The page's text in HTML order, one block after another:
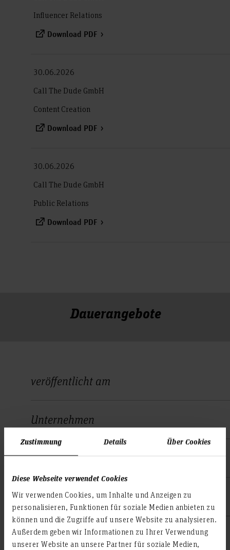
Zustimmung Details Über Cookies
Diese Webseite verwendet Cookies
Wir verwenden Cookies, um Inhalte und Anzeigen zu
personalisieren, Funktionen für soziale Medien anbieten zu
können und die Zugriffe auf unsere Website zu analysieren.
Außerdem geben wir Informationen zu Ihrer Verwendung
unserer Website an unsere Partner für soziale Medien,
Influencer Relations
Download PDF
30.06.2026
Call The Dude GmbH
Content Creation
Download PDF
30.06.2026
Call The Dude GmbH
Public Relations
Download PDF
Dauerangebote
veröffentlicht am
Unternehmen
Stelle (m/w/d)
weitere Informationen
2026/06